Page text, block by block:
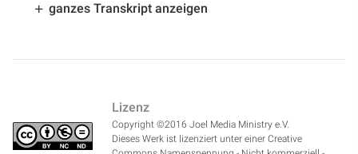
0:39 ] Aber eines ist sehr wichtig, dass wir nämlich die
Wahrheit und Irrtum geht, dann lohnt es sich nicht so sehr,
den Irrtum immer zu betonen und zu betonen, sondern die
Wahrheit zu predigen, die am allerbesten den Irrtum
ganzes Transkript anzeigen
Lizenz
Copyright ©2016 Joel Media Ministry e.V.
Dieses Werk ist lizenziert unter einer Creative